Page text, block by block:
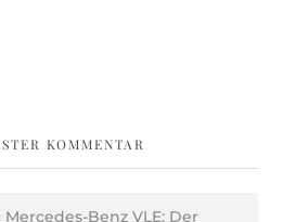
KOMMENTAR
Mercedes-Benz VLE: Der